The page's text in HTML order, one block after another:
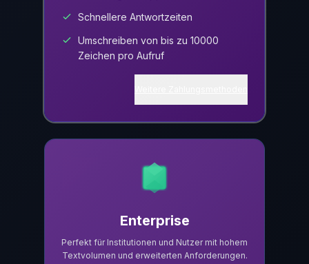
Schnellere Antwortzeiten
Umschreiben von bis zu 10000
Zeichen pro Aufruf
Enterprise
Perfekt für Institutionen und Nutzer mit hohem
Textvolumen und erweiterten Anforderungen.